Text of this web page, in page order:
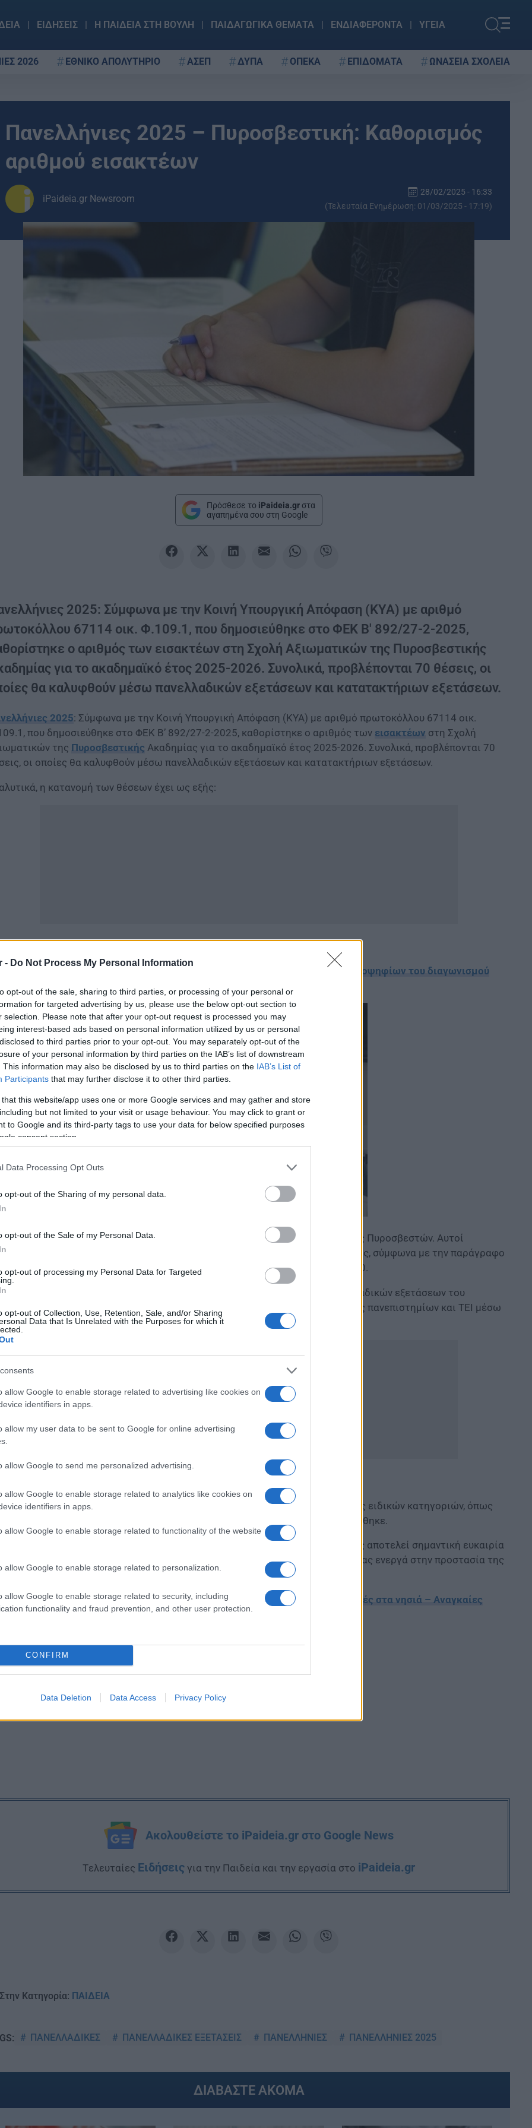
- Do Not Process My Personal Information
opt-out of the sale, sharing to third parties, or processing of your personal or
for targeted advertising by us, please use the below opt-out section to
selection. Please note that after your opt-out request is processed you may
interest-based ads based on personal information utilized by us or personal
to third parties prior to your opt-out. You may separately opt-out of the
of your personal information by third parties on the IAB’s list of downstream
This information may also be disclosed by us to third parties on the IAB’s List of
Participants that may further disclose it to other third parties.
that this website/app uses one or more Google services and may gather and store
but not limited to your visit or usage behaviour. You may click to grant or
to Google and its third-party tags to use your data for below specified purposes
consent section.
Data Processing Opt Outs
opt-out of the Sharing of my personal data.
opt-out of the Sale of my Personal Data.
opt-out of processing my Personal Data for Targeted
opt-out of Collection, Use, Retention, Sale, and/or Sharing
Data that Is Unrelated with the Purposes for which it
allow Google to enable storage related to advertising like cookies on
identifiers in apps.
allow my user data to be sent to Google for online advertising
allow Google to send me personalized advertising.
allow Google to enable storage related to analytics like cookies on
identifiers in apps.
allow Google to enable storage related to functionality of the website
allow Google to enable storage related to personalization.
allow Google to enable storage related to security, including
functionality and fraud prevention, and other user protection.
CONFIRM
Data Deletion Data Access Privacy Policy
ΕΙΔΗΣΕΙΣ Η ΠΑΙΔΕΙΑ ΣΤΗ ΒΟΥΛΗ ΠΑΙΔΑΓΩΓΙΚΑ ΘΕΜΑΤΑ ΕΝΔΙΑΦΕΡΟΝΤΑ ΥΓΕΙΑ
2026 ΕΘΝΙΚΟ ΑΠΟΛΥΤΗΡΙΟ ΑΣΕΠ ΔΥΠΑ ΟΠΕΚΑ ΕΠΙΔΟΜΑΤΑ ΩΝΑΣΕΙΑ ΣΧΟΛΕΙΑ
Πανελλήνιες 2025 – Πυροσβεστική: Καθορισμός
αριθμού εισακτέων
iPaideia.gr Newsroom
28/02/2025 - 16:33
(Τελευταία Ενημέρωση: 01/03/2025 - 17:19)
Πρόσθεσε το iPaideia.gr στα
αγαπημένα σου στη Google
2025: Σύμφωνα με την Κοινή Υπουργική Απόφαση (ΚΥΑ) με αριθμό
67114 οικ. Φ.109.1, που δημοσιεύθηκε στο ΦΕΚ Β' 892/27-2-2025,
ο αριθμός των εισακτέων στη Σχολή Αξιωματικών της Πυροσβεστικής
για το ακαδημαϊκό έτος 2025-2026. Συνολικά, προβλέπονται 70 θέσεις, οι
θα καλυφθούν μέσω πανελλαδικών εξετάσεων και κατατακτήριων εξετάσεων.
2025: Σύμφωνα με την Κοινή Υπουργική Απόφαση (ΚΥΑ) με αριθμό πρωτοκόλλου 67114 οικ.
που δημοσιεύθηκε στο ΦΕΚ Β’ 892/27-2-2025, καθορίστηκε ο αριθμός των εισακτέων στη Σχολή
της Πυροσβεστικής Ακαδημίας για το ακαδημαϊκό έτος 2025-2026. Συνολικά, προβλέπονται 70
οι οποίες θα καλυφθούν μέσω πανελλαδικών εξετάσεων και κατατακτήριων εξετάσεων.
η κατανομή των θέσεων έχει ως εξής:
επίσης
Πανελλήνιες 2025 – Στρατιωτικές σχολές : Οι πίνακες δεκτών υποψηφίων του διαγωνισμού
(5) θέσεις θα καλυφθούν από τους πέντε πρώτους αποφοίτους της Σχολής Πυροσβεστών. Αυτοί
καθ’ υπέρβαση του συνολικού αριθμού εισακτέων και χωρίς εξετάσεις, σύμφωνα με την παράγραφο
του άρθρου 4 του Ν. 2226/1994, όπως τροποποιήθηκε από τον Ν. 4662/2020.
των θέσεων θα διατεθεί σε ιδιώτες υποψηφίους μέσω των πανελλαδικών εξετάσεων του
Παιδείας, Θρησκευμάτων και Αθλητισμού, καθώς και σε πτυχιούχους πανεπιστημίων και ΤΕΙ μέσω
εξετάσεων που θα διενεργηθούν από το Πυροσβεστικό Σώμα.
ποσοστό 15% των θέσεων θα καλυφθεί καθ’ υπέρβαση από υποψηφίους ειδικών κατηγοριών, όπως
στην παράγραφο 1(β) του άρθρου 4 του Ν. 2226/1994, όπως τροποποιήθηκε.
εισαγωγής στη Σχολή Αξιωματικών της Πυροσβεστικής Ακαδημίας αποτελεί σημαντική ευκαιρία
όσους επιθυμούν να σταδιοδρομήσουν στο Πυροσβεστικό Σώμα, συμβάλλοντας ενεργά στην προστασία της
και της περιουσίας των πολιτών.
επίσηςΠανεπιστήμια: «Ανυπέρβλητο εμπόδιο η στέγαση για τους φοιτητές στα νησιά – Αναγκαίες
παρεμβάσεις»
Ακολουθείστε το iPaideia.gr στο Google News
Tελευταίες Ειδήσεις για την Παιδεία και την εργασία στο iPaideia.gr
Στην Κατηγορία: ΠΑΙΔΕΙΑ
ΠΑΝΕΛΛΑΔΙΚΕΣ ΠΑΝΕΛΛΑΔΙΚΕΣ ΕΞΕΤΑΣΕΙΣ ΠΑΝΕΛΛΗΝΙΕΣ ΠΑΝΕΛΛΗΝΙΕΣ 2025
ΔΙΑΒΑΣΤΕ ΑΚΟΜΑ